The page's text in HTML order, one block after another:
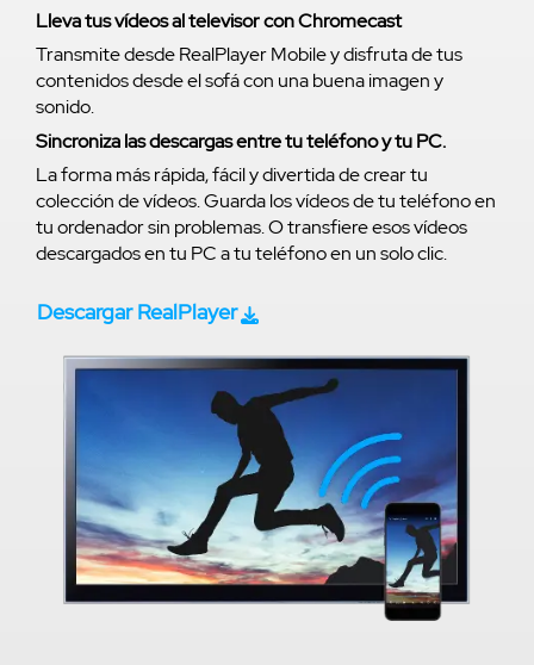
Lleva tus vídeos al televisor con Chromecast
Transmite desde RealPlayer Mobile y disfruta de tus
contenidos desde el sofá con una buena imagen y
sonido.
Sincroniza las descargas entre tu teléfono y tu PC.
La forma más rápida, fácil y divertida de crear tu
colección de vídeos. Guarda los vídeos de tu teléfono en
tu ordenador sin problemas. O transfiere esos vídeos
descargados en tu PC a tu teléfono en un solo clic.
Descargar RealPlayer